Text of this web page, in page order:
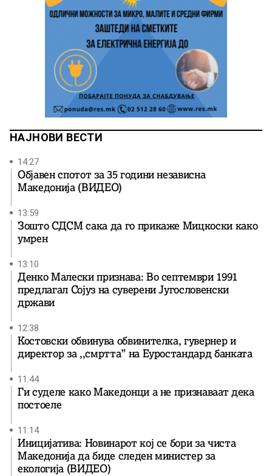
НАЈНОВИ ВЕСТИ
14:27
Објавен спотот за 35 години независна
Македонија (ВИДЕО)
13:59
Зошто СДСМ сака да го прикаже Мицкоски како
умрен
13:10
Денко Малески признава: Во септември 1991
предлагал Сојуз на суверени Југословенски
држави
12:38
Костовски обвинува обвинителка, гувернер и
директор за ,,смртта” на Еуростандард банката
11:44
Ги суделе како Македонци а не признаваат дека
постоеле
11:14
Иницијатива: Новинарот кој се бори за чиста
Македонија да биде следен министер за
екологија (ВИДЕО)